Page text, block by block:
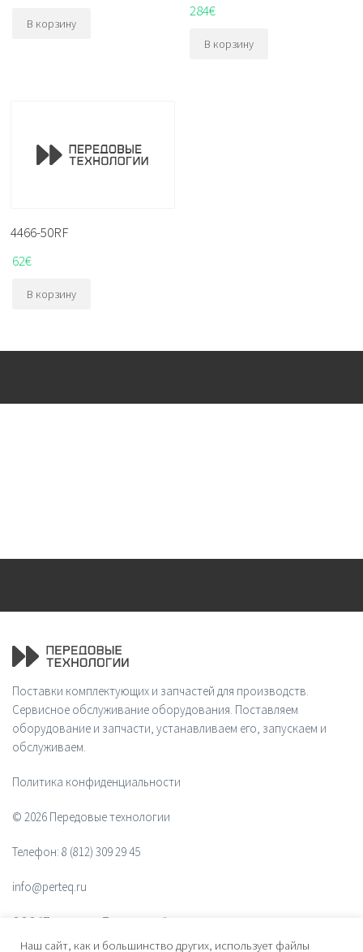
В корзину
284€
В корзину
4466-50RF
62€
В корзину
Поставки комплектующих и запчастей для производств.
Сервисное обслуживание оборудования. Поставляем
оборудование и запчасти, устанавливаем его, запускаем и
обслуживаем.
Политика конфиденциальности
© 2026 Передовые технологии
Телефон: 8 (812) 309 29 45
info@perteq.ru
ООО "Передовые Технологии"
Наш сайт, как и большинство других, использует файлы